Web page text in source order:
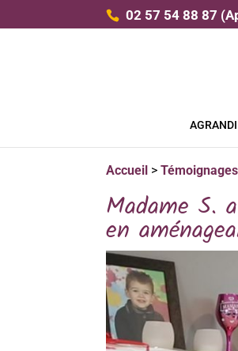
02 57 54 88 87
Accueil >
Madame S.
en